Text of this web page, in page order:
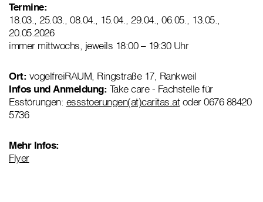
Termine:
18.03., 25.03., 08.04., 15.04., 29.04., 06.05., 13.05.,
20.05.2026
immer mittwochs, jeweils 18:00 – 19:30 Uhr
Ort: vogelfreiRAUM, Ringstraße 17, Rankweil
Infos und Anmeldung: Take care - Fachstelle für
Esstörungen: essstoerungen(at)caritas.atoder 0676 88420
5736
Mehr Infos:
Flyer